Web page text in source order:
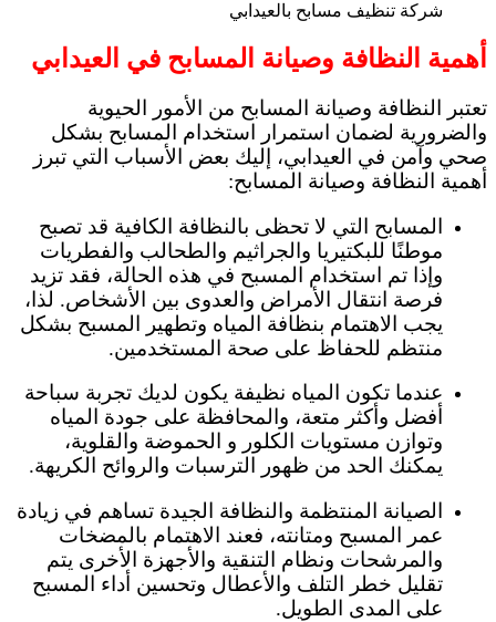
شركة تنظيف مسابح بالعيدابي
أهمية النظافة وصيانة المسابح في العيدابي
تعتبر النظافة وصيانة المسابح من الأمور الحيوية
والضرورية لضمان استمرار استخدام المسابح بشكل
صحي وآمن في العيدابي، إليك بعض الأسباب التي تبرز
أهمية النظافة وصيانة المسابح:
المسابح التي لا تحظى بالنظافة الكافية قد تصبح
موطنًا للبكتيريا والجراثيم والطحالب والفطريات
وإذا تم استخدام المسبح في هذه الحالة، فقد تزيد
فرصة انتقال الأمراض والعدوى بين الأشخاص. لذا،
يجب الاهتمام بنظافة المياه وتطهير المسبح بشكل
منتظم للحفاظ على صحة المستخدمين.
عندما تكون المياه نظيفة يكون لديك تجربة سباحة
أفضل وأكثر متعة، والمحافظة على جودة المياه
وتوازن مستويات الكلور و الحموضة والقلوية،
يمكنك الحد من ظهور الترسبات والروائح الكريهة.
الصيانة المنتظمة والنظافة الجيدة تساهم في زيادة
عمر المسبح ومتانته، فعند الاهتمام بالمضخات
والمرشحات ونظام التنقية والأجهزة الأخرى يتم
تقليل خطر التلف والأعطال وتحسين أداء المسبح
على المدى الطويل.